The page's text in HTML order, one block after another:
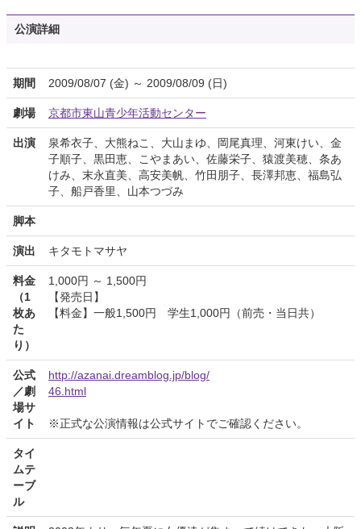
公演詳細
期間 2009/08/07 (金) ～ 2009/08/09 (日)
劇場 京都市東山青少年活動センター
出演
泉希衣子、大熊ねこ、大山まゆ、岡尾真理、河東けい、金
子順子、黒田恵、こやまあい、佐藤栄子、猿渡美穂、条あ
けみ、末永直美、高安美帆、竹田朋子、長澤邦恵、福島弘
子、船戸香里、山本つづみ
脚本
演出 キタモトマサヤ
料金
（1
枚あ
た
り）
1,000円 ～ 1,500円
【発売日】
【料金】一般1,500円 学生1,000円（前売・当日共）
公式
／劇
場サ
イト
http://azanai.dreamblog.jp/blog/
46.html
※正式な公演情報は公式サイトでご確認ください。
タイ
ムテ
ーブ
ル